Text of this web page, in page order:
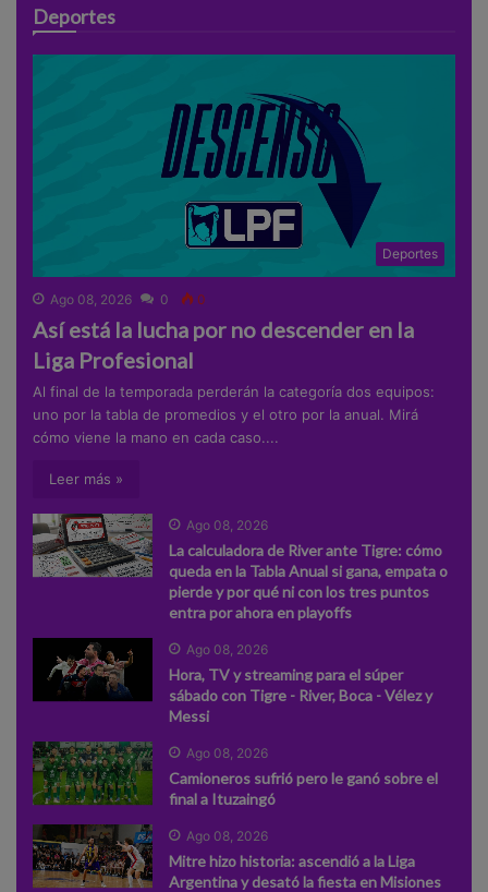
Deportes
Deportes
Ago 08, 2026 0 0
Así está la lucha por no descender en la
Liga Profesional
Al final de la temporada perderán la categoría dos equipos:
uno por la tabla de promedios y el otro por la anual. Mirá
cómo viene la mano en cada caso....
Leer más »
Ago 08, 2026
La calculadora de River ante Tigre: cómo
queda en la Tabla Anual si gana, empata o
pierde y por qué ni con los tres puntos
entra por ahora en playoffs
Ago 08, 2026
Hora, TV y streaming para el súper
sábado con Tigre - River, Boca - Vélez y
Messi
Ago 08, 2026
Camioneros sufrió pero le ganó sobre el
final a Ituzaingó
Ago 08, 2026
Mitre hizo historia: ascendió a la Liga
Argentina y desató la fiesta en Misiones